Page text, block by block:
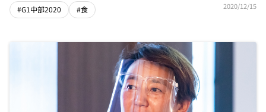
#G1中部2020 #食 2020/12/15